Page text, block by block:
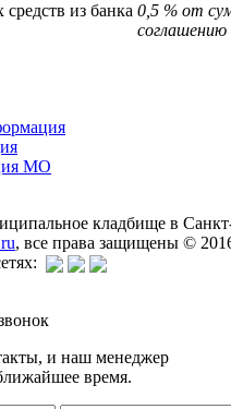
из банка 0,5 % от
МО
кладбище в
, все права защищены ©
и наш менеджер
время.